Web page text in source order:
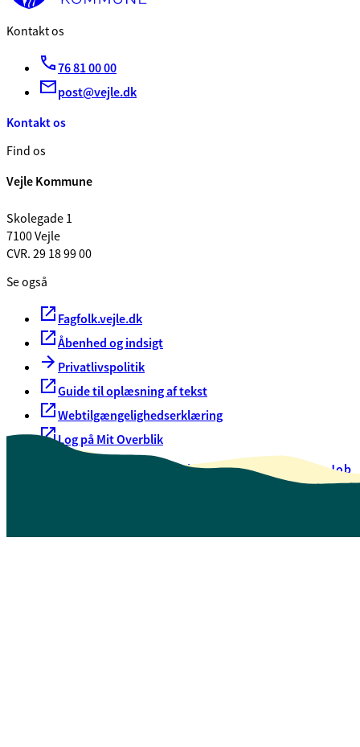
Kontakt os
76 81 00 00
post@vejle.dk
Kontakt os
Find os
Vejle Kommune
Skolegade 1
7100 Vejle
CVR. 29 18 99 00
Se også
Fagfolk.vejle.dk
Åbenhed og indsigt
Privatlivspolitik
Guide til oplæsning af tekst
Webtilgængelighedserklæring
Log på Mit Overblik
Oversigt over selvbetjeningJob